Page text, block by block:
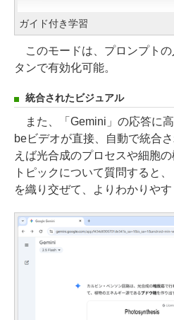
ガイド付き学習
このモードは、プロンプトの
タンで有効化可能。
統合されたビジュアル
また、「Gemini」の応答に
beビデオが直接、自動で統合
えば光合成のプロセスや細胞
トピックについて質問すると
を織り交ぜて、よりわかりやす